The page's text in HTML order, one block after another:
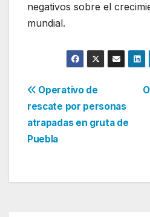
negativos sobre el
mundial.
Navegación
de
entradas
Operativo de
rescate por personas
atrapadas en gruta de
Puebla